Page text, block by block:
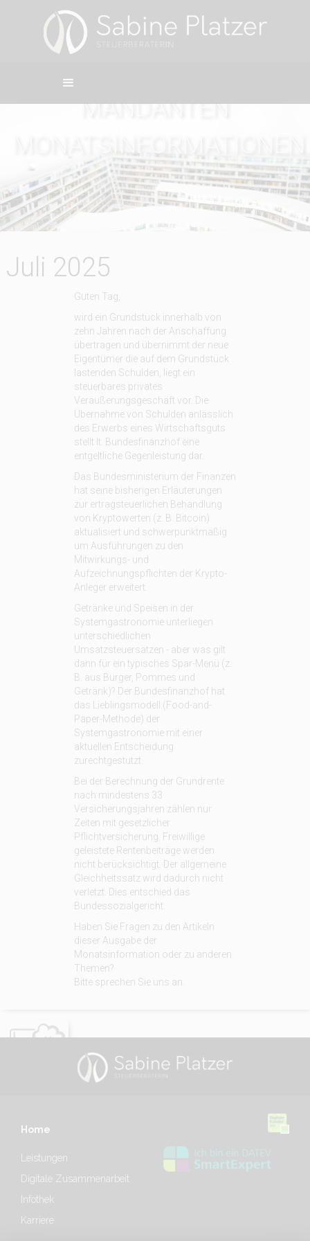
MANDANTEN
MONATSINFORMATIONEN
Juli 2025
Guten Tag,
wird ein Grundstück innerhalb von
zehn Jahren nach der Anschaffung
übertragen und übernimmt der neue
Eigentümer die auf dem Grundstück
lastenden Schulden, liegt ein
steuerbares privates
Veräußerungsgeschäft vor. Die
Übernahme von Schulden anlässlich
des Erwerbs eines Wirtschaftsguts
stellt lt. Bundesfinanzhof eine
entgeltliche Gegenleistung dar.
Das Bundesministerium der Finanzen
hat seine bisherigen Erläuterungen
zur ertragsteuerlichen Behandlung
von Kryptowerten (z. B. Bitcoin)
aktualisiert und schwerpunktmäßig
um Ausführungen zu den
Mitwirkungs- und
Aufzeichnungspflichten der Krypto-
Anleger erweitert.
Getränke und Speisen in der
Systemgastronomie unterliegen
unterschiedlichen
Umsatzsteuersätzen - aber was gilt
dann für ein typisches Spar-Menü (z.
B. aus Burger, Pommes und
Getränk)? Der Bundesfinanzhof hat
das Lieblingsmodell (Food-and-
Paper-Methode) der
Systemgastronomie mit einer
aktuellen Entscheidung
zurechtgestutzt.
Bei der Berechnung der Grundrente
nach mindestens 33
Versicherungsjahren zählen nur
Zeiten mit gesetzlicher
Pflichtversicherung. Freiwillige
geleistete Rentenbeiträge werden
nicht berücksichtigt. Der allgemeine
Gleichheitssatz wird dadurch nicht
verletzt. Dies entschied das
Bundessozialgericht.
Haben Sie Fragen zu den Artikeln
dieser Ausgabe der
Monatsinformation oder zu anderen
Themen?
Bitte sprechen Sie uns an.
Home
Leistungen
Digitale Zusammenarbeit
Infothek
Karriere